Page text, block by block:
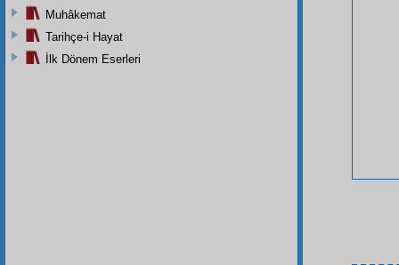
Muhâkemat
Tarihçe-i Hayat
İlk Dönem Eserleri